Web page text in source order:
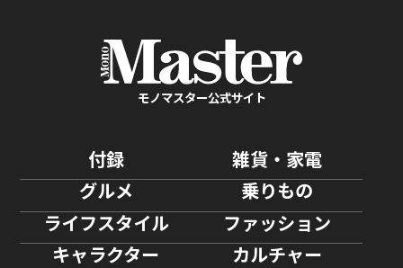
モノマスター公式サイト
付録
雑貨・家電
グルメ
乗りもの
ライフスタイル
ファッション
キャラクター
カルチャー